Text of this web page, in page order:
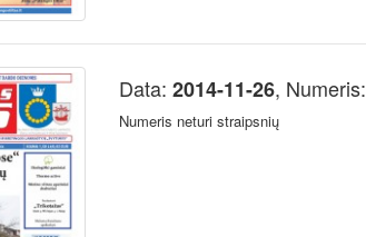
Data: 2014-11-26, Numeris:
Numeris neturi straipsnių